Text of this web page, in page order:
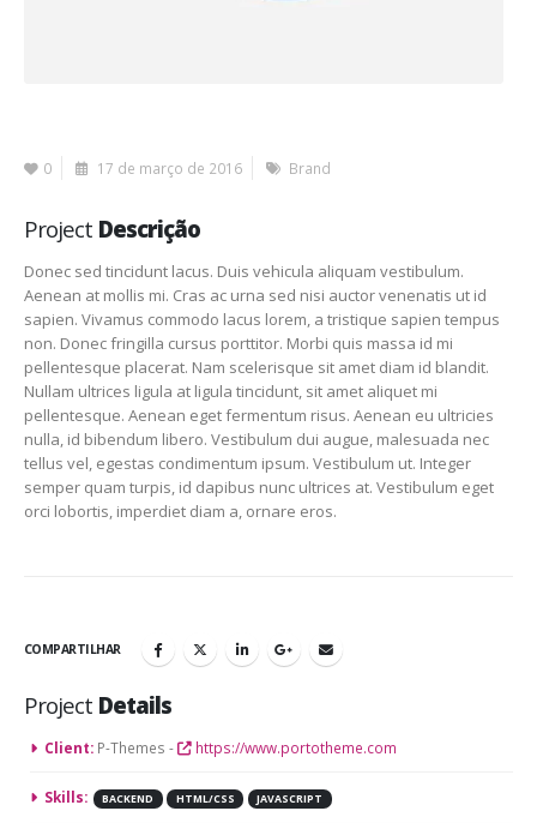
0 17 de março de 2016 Brand
Project Descrição
Donec sed tincidunt lacus. Duis vehicula aliquam vestibulum.
Aenean at mollis mi. Cras ac urna sed nisi auctor venenatis ut id
sapien. Vivamus commodo lacus lorem, a tristique sapien tempus
non. Donec fringilla cursus porttitor. Morbi quis massa id mi
pellentesque placerat. Nam scelerisque sit amet diam id blandit.
Nullam ultrices ligula at ligula tincidunt, sit amet aliquet mi
pellentesque. Aenean eget fermentum risus. Aenean eu ultricies
nulla, id bibendum libero. Vestibulum dui augue, malesuada nec
tellus vel, egestas condimentum ipsum. Vestibulum ut. Integer
semper quam turpis, id dapibus nunc ultrices at. Vestibulum eget
orci lobortis, imperdiet diam a, ornare eros.
COMPARTILHAR
Project Details
Client: P-Themes - https://www.portotheme.com
Skills: BACKEND HTML/CSS JAVASCRIPT